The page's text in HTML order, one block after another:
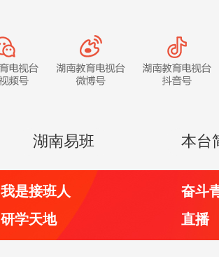
湖南易班 本台
我是接班人
奋斗
研学天地 直播